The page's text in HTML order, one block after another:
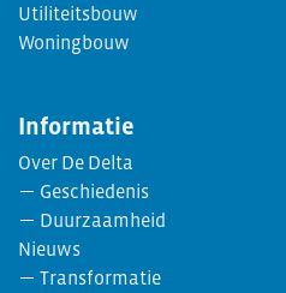
Utiliteitsbouw
Woningbouw
Informatie
Over De Delta
Geschiedenis
Duurzaamheid
Nieuws
Transformatie